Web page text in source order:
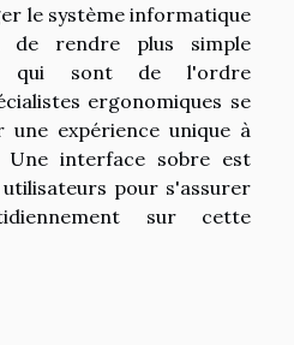
le système informatique
de rendre plus simple
qui sont de l'ordre
ergonomiques se
expérience unique à
Une interface sobre est
pour s'assurer
sur cette